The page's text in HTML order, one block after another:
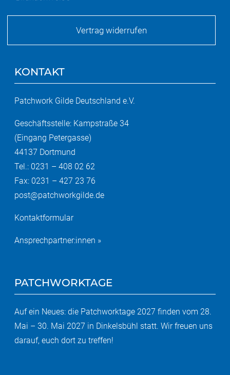
Vertrag widerrufen
KONTAKT
Patchwork Gilde Deutschland e.V.
Geschäftsstelle: Kampstraße 34
(Eingang Petergasse)
44137 Dortmund
Tel.: 0231 – 408 02 62
Fax: 0231 – 427 23 76
post@patchworkgilde.de
Kontaktformular
Ansprechpartner:innen »
PATCHWORKTAGE
Auf ein Neues: die Patchworktage 2027 finden vom 28.
Mai – 30. Mai 2027 in Dinkelsbühl statt. Wir freuen uns
darauf, euch dort zu treffen!